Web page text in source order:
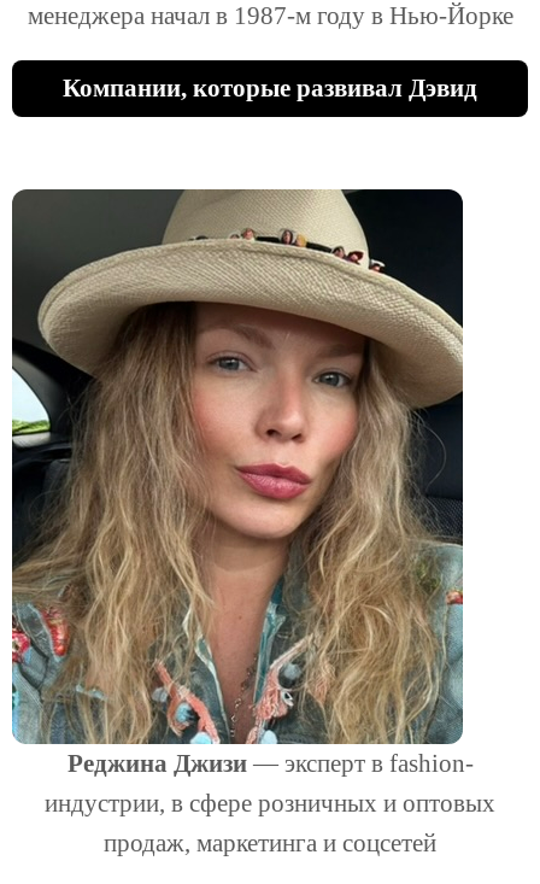
менеджера начал в 1987-м году в Нью-Йорке
Компании, которые развивал Дэвид
Реджина Джизи— эксперт в fashion-
индустрии, в сфере розничных и оптовых
продаж, маркетинга и соцсетей